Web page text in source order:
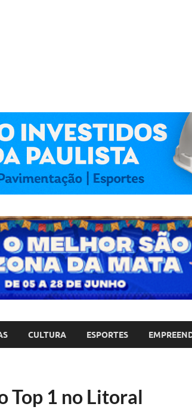
CULTURA ESPORTES
Top 1 no Litoral